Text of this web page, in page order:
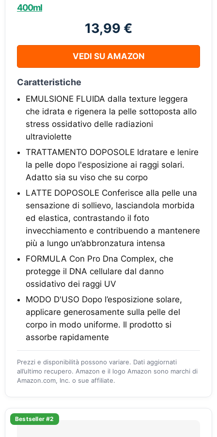
400ml
13,99 €
VEDI SU AMAZON
Caratteristiche
EMULSIONE FLUIDA dalla texture leggera
che idrata e rigenera la pelle sottoposta allo
stress ossidativo delle radiazioni
ultraviolette
TRATTAMENTO DOPOSOLE Idratare e lenire
la pelle dopo l'esposizione ai raggi solari.
Adatto sia su viso che su corpo
LATTE DOPOSOLE Conferisce alla pelle una
sensazione di sollievo, lasciandola morbida
ed elastica, contrastando il foto
invecchiamento e contribuendo a mantenere
più a lungo un’abbronzatura intensa
FORMULA Con Pro Dna Complex, che
protegge il DNA cellulare dal danno
ossidativo dei raggi UV
MODO D'USO Dopo l’esposizione solare,
applicare generosamente sulla pelle del
corpo in modo uniforme. Il prodotto si
assorbe rapidamente
Prezzi e disponibilità possono variare. Dati aggiornati
all’ultimo recupero. Amazon e il logo Amazon sono marchi di
Amazon.com, Inc. o sue affiliate.
Bestseller #2